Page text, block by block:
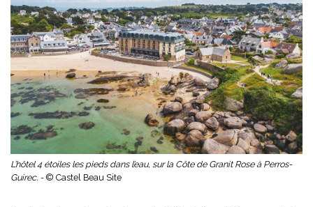
L’hôtel 4 étoiles les pieds dans l’eau, sur la Côte de Granit Rose à Perros-
Guirec. - © Castel Beau Site